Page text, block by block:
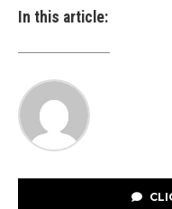
In this article: